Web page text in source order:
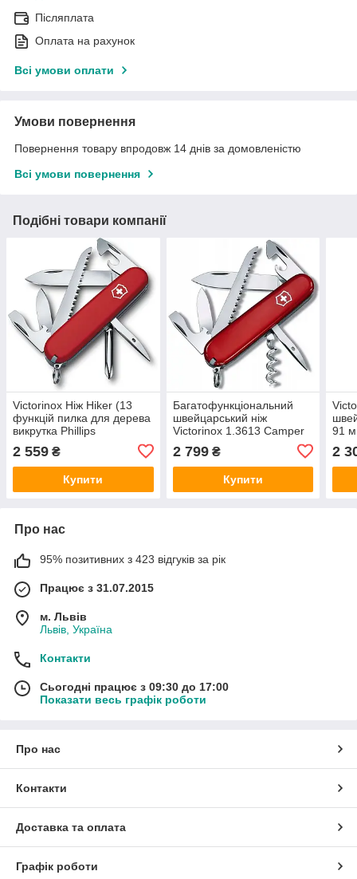
Післяплата
Оплата на рахунок
Всі умови оплати
Умови повернення
Повернення товару впродовж 14 днів за домовленістю
Всі умови повернення
Подібні товари компанії
Victorinox Ніж Hiker (13
функцій пилка для дерева
викрутка Phillips
2 559 ₴
Купити
Багатофункціональний
швейцарський ніж
Victorinox 1.3613 Camper
2 799₴
Купити
91
2
Про нас
95% позитивних з 423 відгуків за рік
Працює з 31.07.2015
м. Львів
Львів, Україна
Контакти
Сьогодні працює з 09:30 до 17:00
Показати весь графік роботи
Про нас
Контакти
Доставка та оплата
Графік роботи